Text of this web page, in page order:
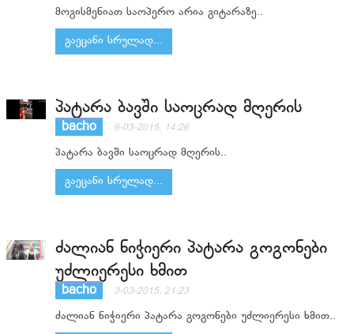
მოგისმენიათ საოპერო არია გიტარაზე..
გაეცანი სრულად...
პატარა ბავში საოცრად მღერის
bacho 6-03-2015, 14:26
პატარა ბავში საოცრად მღერის..
გაეცანი სრულად...
ძალიან ნიჭიერი პატარა გოგონები
უძლიერესი ხმით
bacho 3-03-2015, 21:23
ძალიან ნიჭიერი პატარა გოგონები უძლიერესი ხმით..